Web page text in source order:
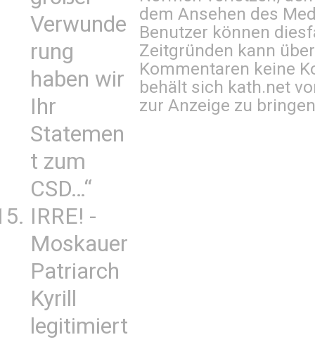
Verwunde
rung
haben wir
Ihr
Statemen
t zum
CSD…“
IRRE! -
Moskauer
Patriarch
Kyrill
legitimiert
dem Ansehen des
Benutzer können
Zeitgründen kann
Kommentaren keine
behält sich kath.net
zur Anzeige zu